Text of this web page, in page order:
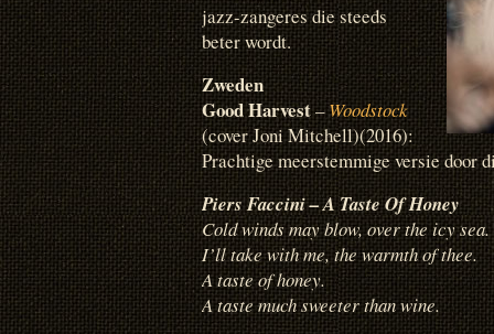
jazz-zangeres die steeds
beter wordt.
Zweden
Good Harvest–Woodstock
(cover Joni Mitchell)(2016):
Prachtige meerstemmige versie door
Piers Faccini – A Taste Of Honey
Cold winds may blow, over the icy sea.
I’ll take with me, the warmth of thee.
A taste of honey.
A taste much sweeter than wine.